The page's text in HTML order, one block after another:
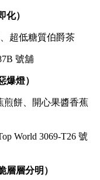
化）
超低糖質伯爵茶
號舖
爆燈）
煎餅、開心果醬香蕉
World 3069-T26 號
層層分明）